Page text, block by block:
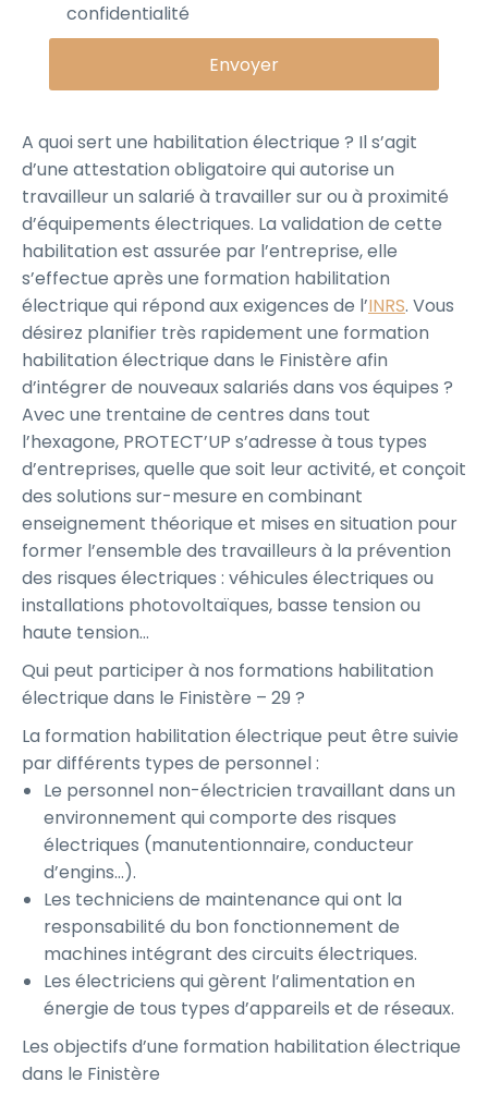
confidentialité
A quoi sert une habilitation électrique ? Il s’agit
d’une attestation obligatoire qui autorise un
travailleur un salarié à travailler sur ou à proximité
d’équipements électriques. La validation de cette
habilitation est assurée par l’entreprise, elle
s’effectue après une formation habilitation
électrique qui répond aux exigences de l’INRS. Vous
désirez planifier très rapidement une formation
habilitation électrique dans le Finistère afin
d’intégrer de nouveaux salariés dans vos équipes ?
Avec une trentaine de centres dans tout
l’hexagone, PROTECT’UP s’adresse à tous types
d’entreprises, quelle que soit leur activité, et conçoit
des solutions sur-mesure en combinant
enseignement théorique et mises en situation pour
former l’ensemble des travailleurs à la prévention
des risques électriques : véhicules électriques ou
installations photovoltaïques, basse tension ou
haute tension…
Qui peut participer à nos formations habilitation
électrique dans le Finistère – 29 ?
La formation habilitation électrique peut être suivie
par différents types de personnel :
Le personnel non-électricien travaillant dans un
environnement qui comporte des risques
électriques (manutentionnaire, conducteur
d’engins…).
Les techniciens de maintenance qui ont la
responsabilité du bon fonctionnement de
machines intégrant des circuits électriques.
Les électriciens qui gèrent l’alimentation en
énergie de tous types d’appareils et de réseaux.
Les objectifs d’une formation habilitation électrique
dans le Finistère